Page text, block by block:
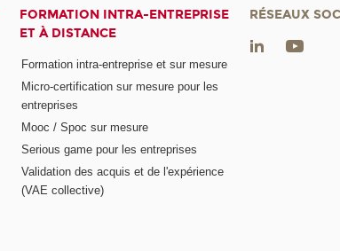
FORMATION INTRA-ENTREPRISE
ET À DISTANCE
Formation intra-entreprise et sur mesure
Micro-certification sur mesure pour les
entreprises
Mooc / Spoc sur mesure
Serious game pour les entreprises
Validation des acquis et de l'expérience
(VAE collective)
RÉSEAUX